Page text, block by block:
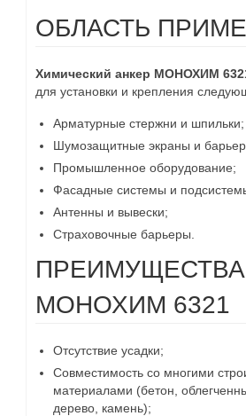
ОБЛАСТЬ
Химический анкер МОНОХИМ
для установки и крепления
Арматурные стержни и шпильки;
Шумозащитные экраны и
Промышленное оборудование;
Фасадные системы и
Антенны и вывески;
Страховочные барьеры.
ПРЕИМУЩЕСТВА
МОНОХИМ 6321
Отсутствие усадки;
Совместимость со многими
материалами (бетон,
дерево, камень);